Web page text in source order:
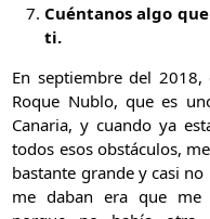
Cuéntanos algo
ti.
En septiembre del 2018,
Roque Nublo, que es
Canaria, y cuando ya
todos esos obstáculos,
bastante grande y casi
me daban era que me